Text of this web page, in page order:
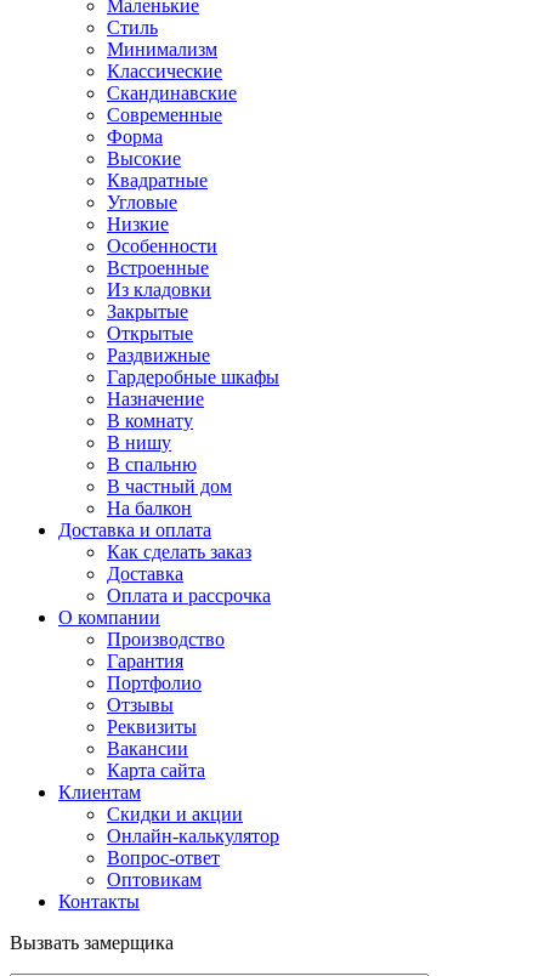
Маленькие
Стиль
Минимализм
Классические
Скандинавские
Современные
Форма
Высокие
Квадратные
Угловые
Низкие
Особенности
Встроенные
Из кладовки
Закрытые
Открытые
Раздвижные
Гардеробные шкафы
Назначение
В комнату
В нишу
В спальню
В частный дом
На балкон
Доставка и оплата
Как сделать заказ
Доставка
Оплата и рассрочка
О компании
Производство
Гарантия
Портфолио
Отзывы
Реквизиты
Вакансии
Карта сайта
Клиентам
Скидки и акции
Онлайн-калькулятор
Вопрос-ответ
Оптовикам
Контакты
Вызвать замерщика